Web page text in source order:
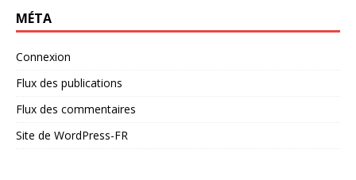
MÉTA
Connexion
Flux des publications
Flux des commentaires
Site de WordPress-FR